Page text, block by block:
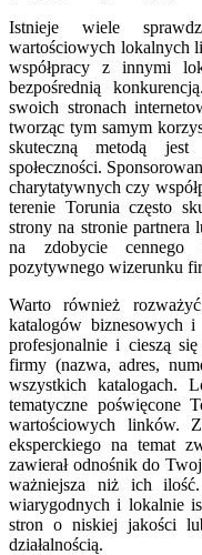
Istnieje wiele
wartościowych lokalnych
współpracy z innymi
bezpośrednią
swoich stronach
tworząc tym samym
skuteczną metodą
społeczności.
charytatywnych czy
terenie Torunia często
strony na stronie partnera
na zdobycie
pozytywnego wizerunku
Warto również
katalogów biznesowych
profesjonalnie i cieszą
firmy (nazwa, adres,
wszystkich katalogach.
tematyczne poświęcone
wartościowych linków.
eksperckiego na temat
zawierał odnośnik do
ważniejsza niż ich
wiarygodnych i lokalnie
stron o niskiej jakości
działalnością.